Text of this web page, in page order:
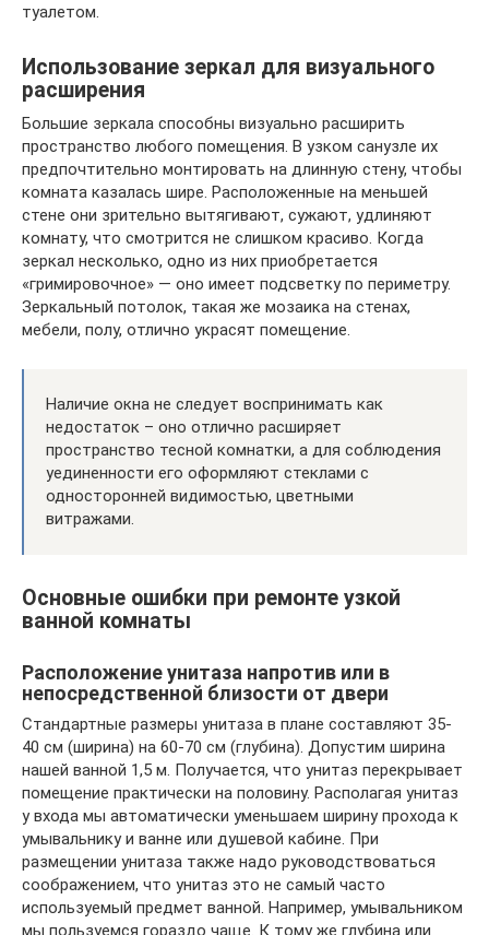
туалетом.
Использование зеркал для визуального
расширения
Большие зеркала способны визуально расширить
пространство любого помещения. В узком санузле их
предпочтительно монтировать на длинную стену, чтобы
комната казалась шире. Расположенные на меньшей
стене они зрительно вытягивают, сужают, удлиняют
комнату, что смотрится не слишком красиво. Когда
зеркал несколько, одно из них приобретается
«гримировочное» — оно имеет подсветку по периметру.
Зеркальный потолок, такая же мозаика на стенах,
мебели, полу, отлично украсят помещение.
Наличие окна не следует воспринимать как
недостаток – оно отлично расширяет
пространство тесной комнатки, а для соблюдения
уединенности его оформляют стеклами с
односторонней видимостью, цветными
витражами.
Основные ошибки при ремонте узкой
ванной комнаты
Расположение унитаза напротив или в
непосредственной близости от двери
Стандартные размеры унитаза в плане составляют 35-
40 см (ширина) на 60-70 см (глубина). Допустим ширина
нашей ванной 1,5 м. Получается, что унитаз перекрывает
помещение практически на половину. Располагая унитаз
у входа мы автоматически уменьшаем ширину прохода к
умывальнику и ванне или душевой кабине. При
размещении унитаза также надо руководствоваться
соображением, что унитаз это не самый часто
используемый предмет ванной. Например, умывальником
мы пользуемся гораздо чаще. К тому же глубина или